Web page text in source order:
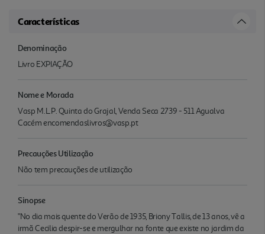
Características
Denominação
Livro EXPIAÇÃO
Nome e Morada
Vasp M.L.P. Quinta do Grajal, Venda Seca 2739 - 511 Agualva
Cacém encomendaslivros@vasp.pt
Precauções Utilização
Não tem precauções de utilização
Sinopse
"No dia mais quente do Verão de 1935, Briony Tallis, de 13 anos, vê a
irmã Cecilia despir-se e mergulhar na fonte que existe no jardim da